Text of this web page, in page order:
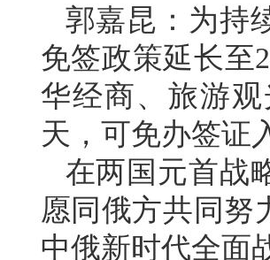
郭嘉昆：为持
免签政策延长至
华经商、旅游
天，可免办签证
在两国元首战
愿同俄方共同努
中俄新时代全面